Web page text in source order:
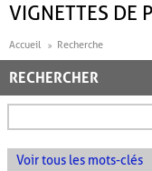
VIGNETTES DE
Accueil Recherche
RECHERCHER
Voir tous les mots-clés